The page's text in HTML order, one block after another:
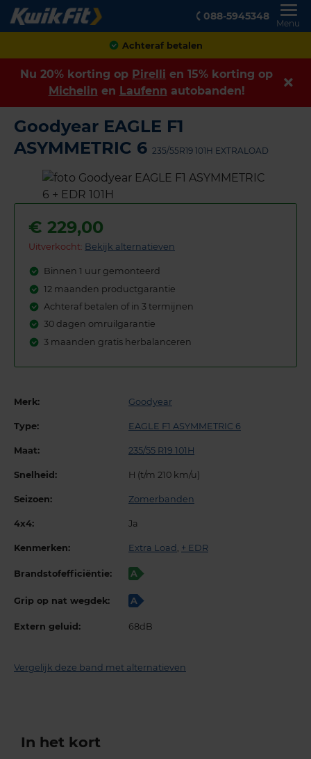
088-5945348
Menu
Klanten geven ons een
Nu 20% korting op Pirelli en 15% korting op
Michelin en Laufenn autobanden!
Goodyear EAGLE F1
ASYMMETRIC 6 235/55R19 101H EXTRALOAD
€ 229,00
Uitverkocht: Bekijk alternatieven
Binnen 1 uur gemonteerd
12 maanden productgarantie
Achteraf betalen of in 3 termijnen
30 dagen omruilgarantie
3 maanden gratis herbalanceren
Merk: Goodyear
Type: EAGLE F1 ASYMMETRIC 6
Maat: 235/55 R19 101H
Snelheid: H (t/m 210 km/u)
Seizoen: Zomerbanden
4x4: Ja
Kenmerken: Extra Load , + EDR
Brandstofefficiëntie: A
Grip op nat wegdek: A
Extern geluid: 68dB
Vergelijk deze band met alternatieven
In het kort